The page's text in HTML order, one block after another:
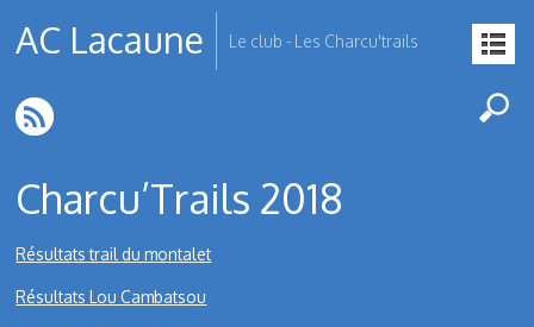
AC Lacaune Le club - Les Charcu'trails
Charcu’Trails 2018
Résultats trail du montalet
Résultats Lou Cambatsou